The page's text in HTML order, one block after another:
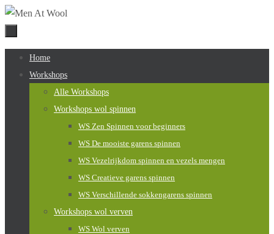
Naar
inhoud
springen
Naar
Home
Workshops
Alle Workshops
Workshops wol spinnen
WS Zen Spinnen voor beginners
WS De mooiste garens spinnen
WS Vezelrijkdom spinnen en vezels mengen
WS Creatieve garens spinnen
WS Verschillende sokkengarens spinnen
Workshops wol verven
WS Wol verven